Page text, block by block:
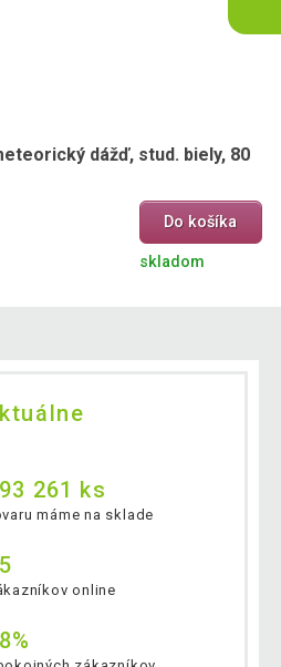
dážď, stud. biely, 80
Do košíka
skladom
261 ks
máme na sklade
online